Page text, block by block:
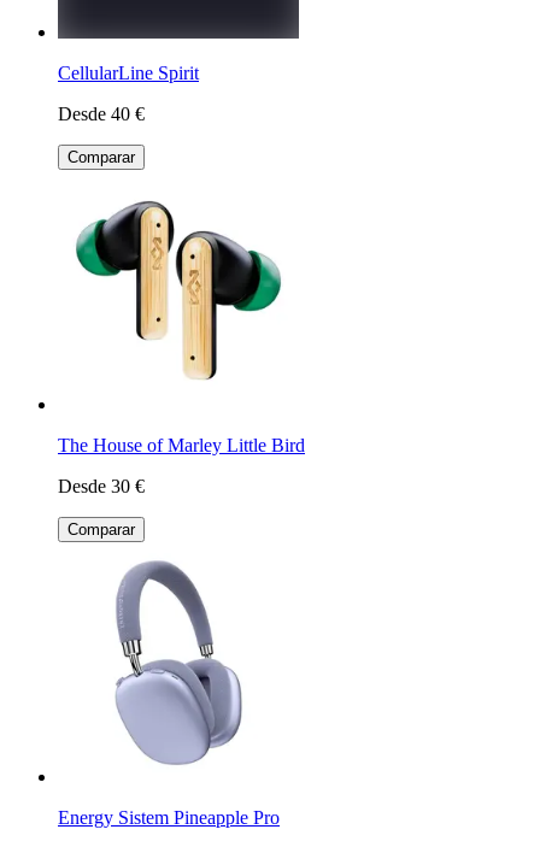
CellularLine Spirit
Desde 40 €
Comparar
The House of Marley Little Bird
Desde 30 €
Comparar
Energy Sistem Pineapple Pro